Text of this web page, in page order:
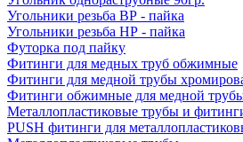
Угольники резьба ВР - пайка
Угольники резьба НР - пайка
Футорка под пайку
Фитинги для медных труб обжимные
Фитинги для медной трубы
Фитинги обжимные для медной
Металлопластиковые трубы и
PUSH фитинги для